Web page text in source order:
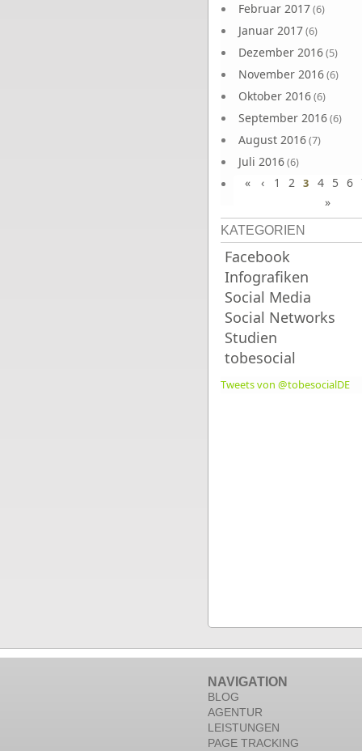
Februar 2017(6)
Januar 2017(6)
Dezember 2016(5)
November 2016(6)
Oktober 2016(6)
September 2016(6)
August 2016(7)
Juli 2016(6)
Juni 2016(7)
« ‹ 1 2 3 4 5 6
»
KATEGORIEN
Facebook
Infografiken
Social Media
Social Networks
Studien
tobesocial
Tweets von @tobesocialDE
NAVIGATION
BLOG
AGENTUR
LEISTUNGEN
PAGE TRACKING